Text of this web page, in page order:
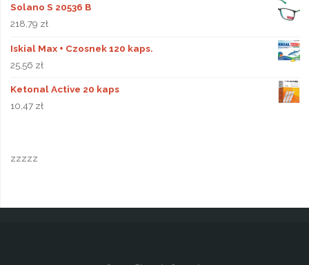
Solano S 20536 B
218,79 zł
Iskial Max + Czosnek 120 kaps.
25,56 zł
Ketonal Active 20 kaps
10,47 zł
zzzzz